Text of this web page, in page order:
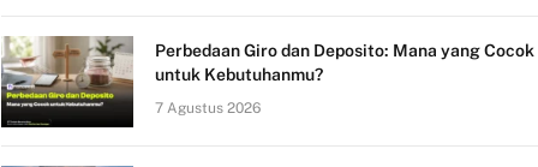
Perbedaan Giro dan Deposito: Mana yang Cocok
untuk Kebutuhanmu?
7 Agustus 2026